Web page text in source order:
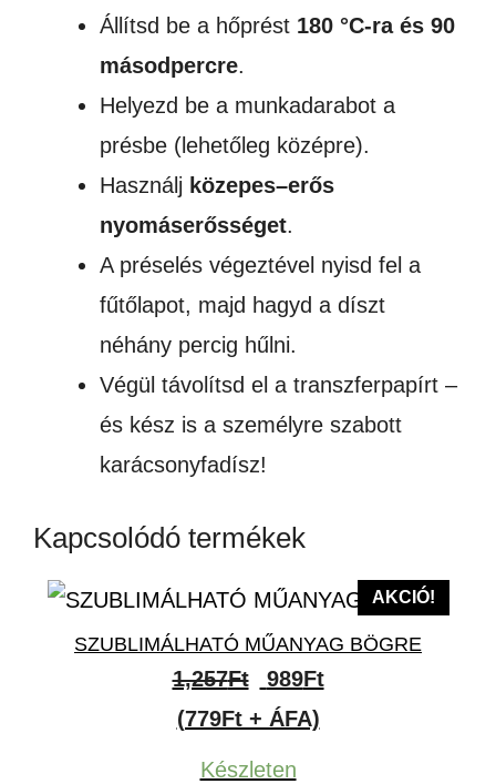
Állítsd be a hőprést 180 °C-ra és 90
másodpercre.
Helyezd be a munkadarabot a
présbe (lehetőleg középre).
Használj közepes–erős
nyomáserősséget.
A préselés végeztével nyisd fel a
fűtőlapot, majd hagyd a díszt
néhány percig hűlni.
Végül távolítsd el a transzferpapírt –
és kész is a személyre szabott
karácsonyfadísz!
Kapcsolódó termékek
AKCIÓ!
SZUBLIMÁLHATÓ MŰANYAG BÖGRE
1,257Ft
Original
price
was:
989FtCurrent
(779Ft + ÁFA)
Készleten